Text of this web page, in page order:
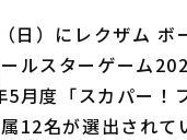
日）にレクザム ボ
ルスターゲーム
5月度「スカパー！
12名が選出されて